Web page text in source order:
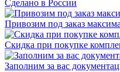
Сделано в России
Привозим под заказ
Скидка при покупке
Заполним за вас